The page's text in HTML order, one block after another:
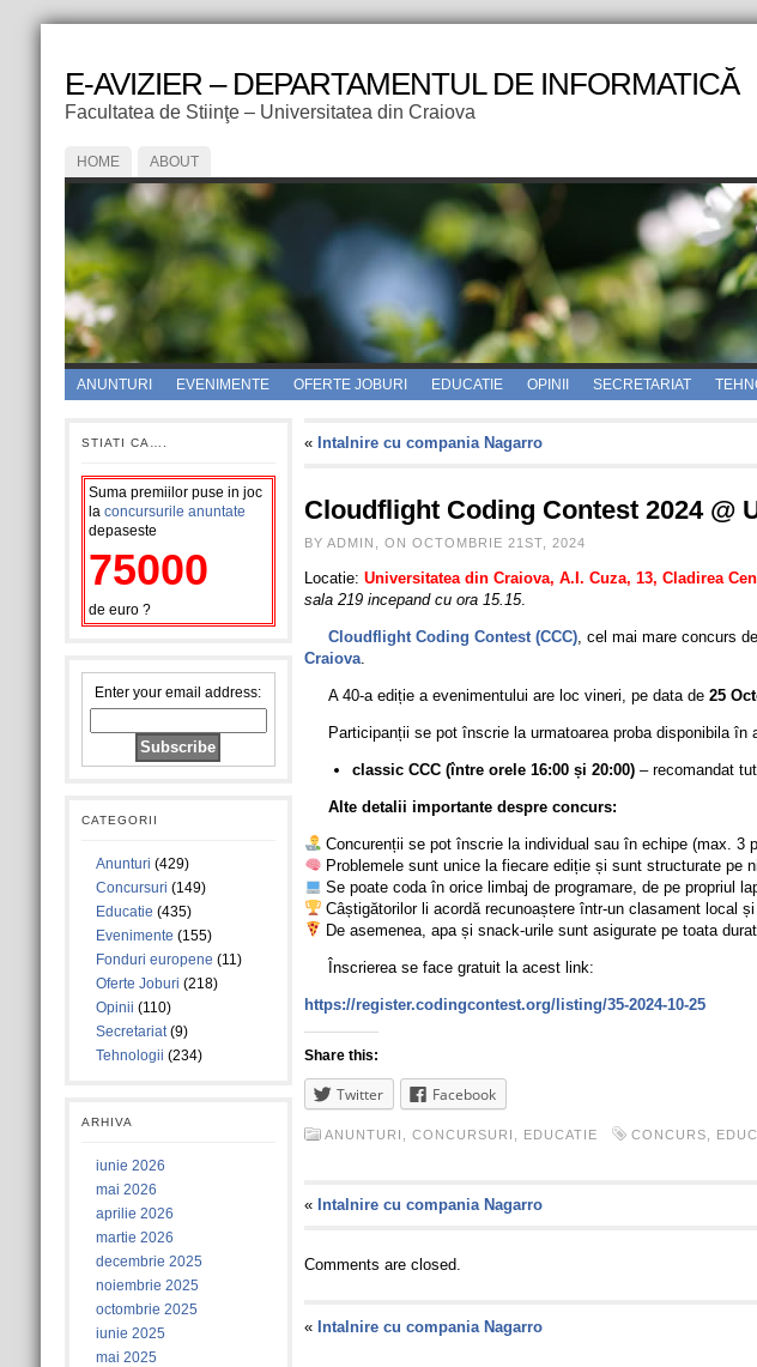
E-AVIZIER – DEPARTAMENTUL DE INFORMATICĂ
Facultatea de Stiinţe – Universitatea din Craiova
HOME ABOUT
ANUNTURI EVENIMENTE OFERTE JOBURI EDUCATIE OPINII SECRETARIAT
STIATI CA….
Suma premiilor puse in joc
la concursurile anuntate
depaseste
75000
de euro ?
Enter your email address:
CATEGORII
Anunturi (429)
Concursuri (149)
Educatie (435)
Evenimente (155)
Fonduri europene (11)
Oferte Joburi (218)
Opinii (110)
Secretariat(9)
Tehnologii (234)
ARHIVA
iunie 2026
mai 2026
aprilie 2026
martie 2026
decembrie 2025
noiembrie 2025
octombrie 2025
iunie 2025
mai 2025
« Intalnire cu compania Nagarro
Cloudflight Coding Contest 2024 @
BY ADMIN, ON OCTOMBRIE 21ST, 2024
Locatie: Universitatea din Craiova, A.I. Cuza, 13, Cladirea
sala 219 incepand cu ora 15.15.
Cloudflight Coding Contest (CCC), cel mai mare concurs
Craiova.
A 40-a ediție a evenimentului are loc vineri, pe data de 25
Participanții se pot înscrie la urmatoarea proba disponibila în
classic CCC (între orele 16:00 și 20:00)– recomandat
Alte detalii importante despre concurs:
Concurenții se pot înscrie la individual sau în echipe (max. 3
Problemele sunt unice la fiecare ediție și sunt structurate pe
Se poate coda în orice limbaj de programare, de pe propriul
Câștigătorilor li acordă recunoaștere într-un clasament local
De asemenea, apa și snack-urile sunt asigurate pe toata
Înscrierea se face gratuit la acest link:
https://register.codingcontest.org/listing/35-2024-10-25
Share this:
Twitter Facebook
ANUNTURI CONCURSURI EDUCATIE CONCURS
« Intalnire cu compania Nagarro
Comments are closed.
« Intalnire cu compania Nagarro